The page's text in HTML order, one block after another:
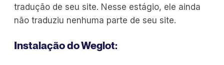
tradução de seu site. Nesse estágio, ele ainda
não traduziu nenhuma parte de seu site.
Instalação do Weglot: